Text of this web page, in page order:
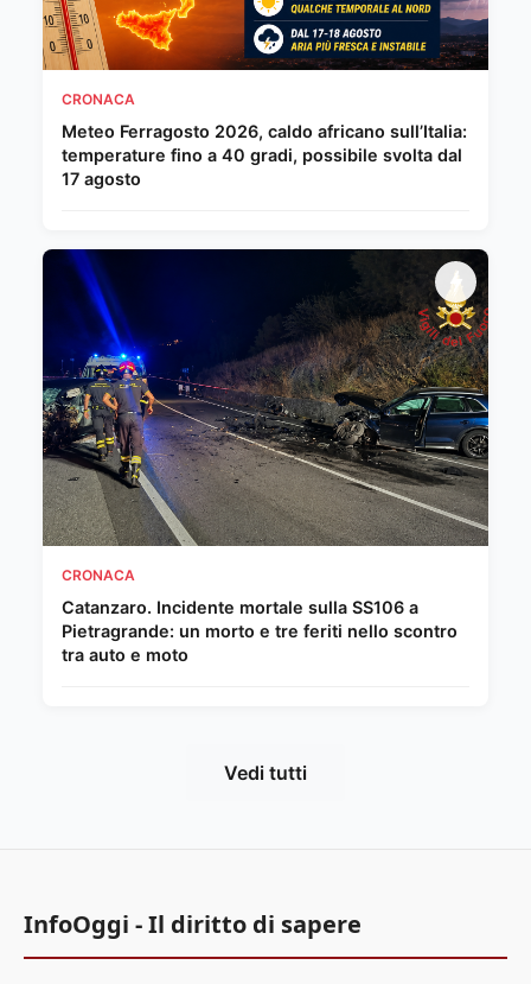
CRONACA
Meteo Ferragosto 2026, caldo africano sull’Italia:
temperature fino a 40 gradi, possibile svolta dal
17 agosto
CRONACA
Catanzaro. Incidente mortale sulla SS106 a
Pietragrande: un morto e tre feriti nello scontro
tra auto e moto
Vedi tutti
InfoOggi - Il diritto di sapere